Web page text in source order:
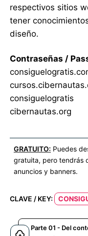
respectivos sitios
tener
diseño.
Contraseñas /
consiguelogratis
cibernautas.org
GRATUITO: Puedes
gratuita, pero tendrás
anuncios y banners.
CLAVE / KEY:
Parte 01 - Del